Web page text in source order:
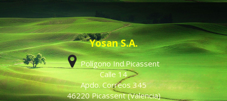
Yosan S.A.
Polígono Ind.Picassent
Calle 14
Apdo. Correos 345
46220 Picassent (Valencia)